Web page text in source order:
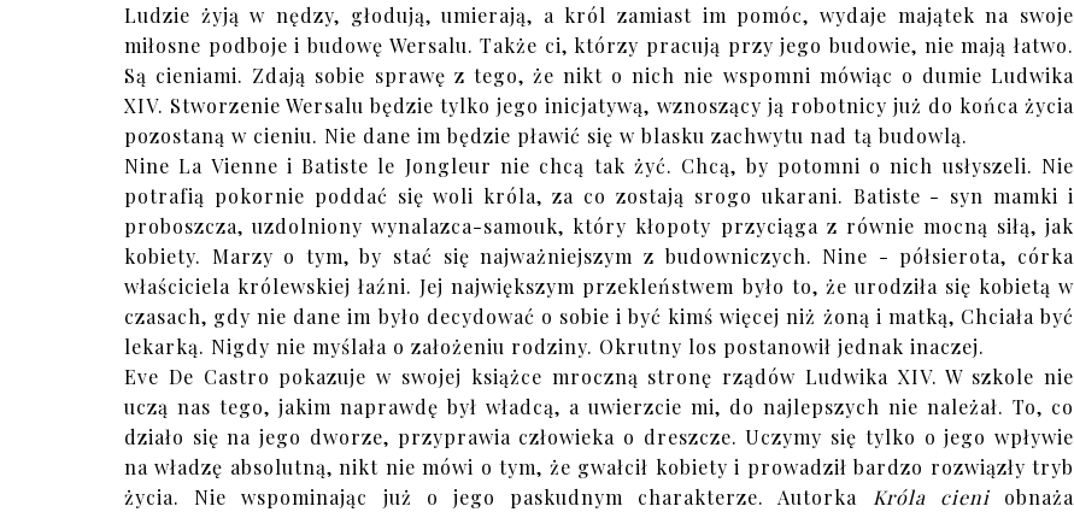
Ludzie żyją w nędzy, głodują, umierają, a król zamiast im pomóc, wydaje majątek na swoje
miłosne podboje i budowę Wersalu. Także ci, którzy pracują przy jego budowie, nie mają łatwo.
Są cieniami. Zdają sobie sprawę z tego, że nikt o nich nie wspomni mówiąc o dumie Ludwika
XIV. Stworzenie Wersalu będzie tylko jego inicjatywą, wznoszący ją robotnicy już do końca życia
pozostaną w cieniu. Nie dane im będzie pławić się w blasku zachwytu nad tą budowlą.
Nine La Vienne i Batiste le Jongleur nie chcą tak żyć. Chcą, by potomni o nich usłyszeli. Nie
potrafią pokornie poddać się woli króla, za co zostają srogo ukarani. Batiste - syn mamki i
proboszcza, uzdolniony wynalazca-samouk, który kłopoty przyciąga z równie mocną siłą, jak
kobiety. Marzy o tym, by stać się najważniejszym z budowniczych. Nine - półsierota, córka
właściciela królewskiej łaźni. Jej największym przekleństwem było to, że urodziła się kobietą w
czasach, gdy nie dane im było decydować o sobie i być kimś więcej niż żoną i matką, Chciała być
lekarką. Nigdy nie myślała o założeniu rodziny. Okrutny los postanowił jednak inaczej.
Eve De Castro pokazuje w swojej książce mroczną stronę rządów Ludwika XIV. W szkole nie
uczą nas tego, jakim naprawdę był władcą, a uwierzcie mi, do najlepszych nie należał. To, co
działo się na jego dworze, przyprawia człowieka o dreszcze. Uczymy się tylko o jego wpływie
na władzę absolutną, nikt nie mówi o tym, że gwałcił kobiety i prowadził bardzo rozwiązły tryb
życia. Nie wspominając już o jego paskudnym charakterze. Autorka
Króla cieniobnaża